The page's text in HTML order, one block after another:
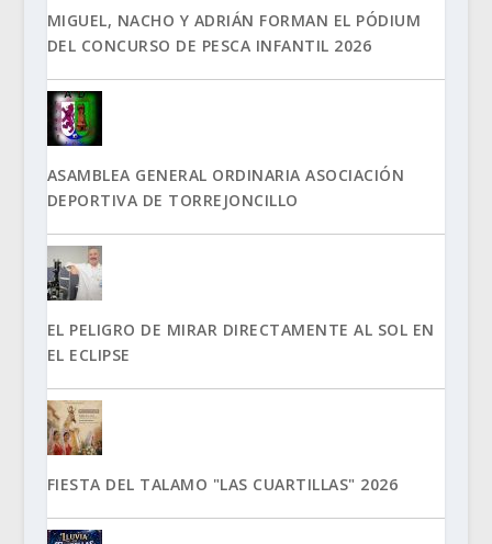
MIGUEL, NACHO Y ADRIÁN FORMAN EL PÓDIUM
DEL CONCURSO DE PESCA INFANTIL 2026
ASAMBLEA GENERAL ORDINARIA ASOCIACIÓN
DEPORTIVA DE TORREJONCILLO
EL PELIGRO DE MIRAR DIRECTAMENTE AL SOL EN
EL ECLIPSE
FIESTA DEL TALAMO "LAS CUARTILLAS" 2026